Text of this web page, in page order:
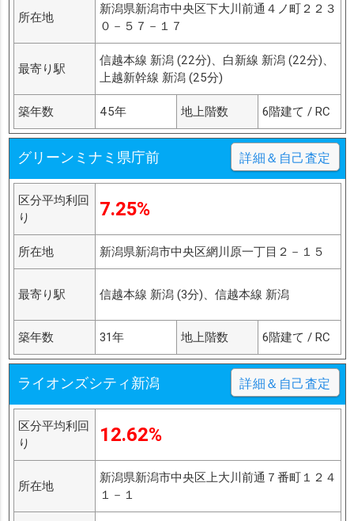
所在地
新潟県新潟市中央区下大川前通４ノ町２２３
０－５７－１７
最寄り駅
信越本線 新潟 (22分)、白新線 新潟 (22分)、
上越新幹線 新潟 (25分)
築年数 45年 地上階数 6階建て / RC
グリーンミナミ県庁前 詳細＆自己査定
区分平均利回
り
7.25%
所在地 新潟県新潟市中央区網川原一丁目２－１５
最寄り駅 信越本線 新潟 (3分)、信越本線 新潟
築年数 31年 地上階数 6階建て / RC
ライオンズシティ新潟 詳細＆自己査定
区分平均利回
り
12.62%
所在地
新潟県新潟市中央区上大川前通７番町１２４
１－１